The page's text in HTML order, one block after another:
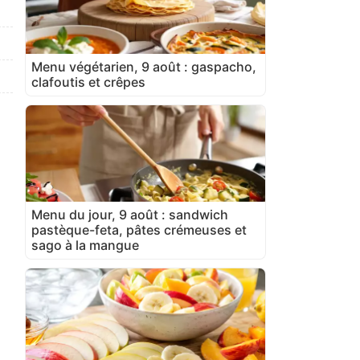
Menu végétarien, 9 août : gaspacho,
clafoutis et crêpes
Menu du jour, 9 août : sandwich
pastèque-feta, pâtes crémeuses et
sago à la mangue